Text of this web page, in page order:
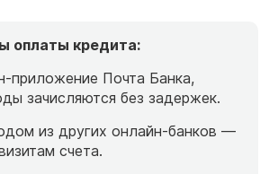
оплаты кредита:
приложение Почта Банка,
зачисляются без задержек.
из других онлайн-банков —
счета.